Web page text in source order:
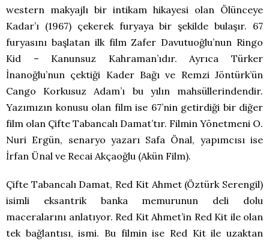
western makyajlı bir intikam hikayesi olan Ölünceye
Kadar’ı (1967) çekerek furyaya bir şekilde bulaşır. 67
furyasını başlatan ilk film Zafer Davutuoğlu’nun Ringo
Kid – Kanunsuz Kahraman’ıdır. Ayrıca Türker
İnanoğlu’nun çektiği Kader Bağı ve Remzi Jöntürk’ün
Cango Korkusuz Adam’ı bu yılın mahsüllerindendir.
Yazımızın konusu olan film ise 67’nin getirdiği bir diğer
film olan Çifte Tabancalı Damat’tır. Filmin Yönetmeni O.
Nuri Ergün, senaryo yazarı Safa Önal, yapımcısı ise
İrfan Ünal ve Recai Akçaoğlu (Akün Film).
Çifte Tabancalı Damat, Red Kit Ahmet (Öztürk Serengil)
isimli eksantrik banka memurunun deli dolu
maceralarını anlatıyor. Red Kit Ahmet’in Red Kit ile olan
tek bağlantısı, ismi. Bu filmin ise Red Kit ile uzaktan